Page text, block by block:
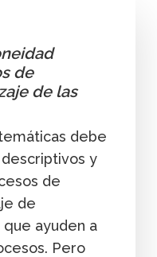
de
de las
debe
y
de
de
ayuden a
Pero